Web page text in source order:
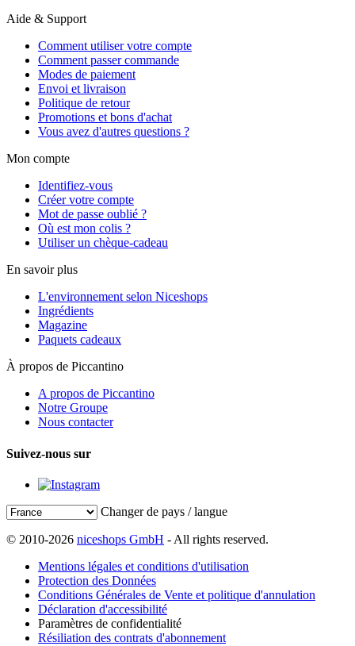
Aide & Support
Comment utiliser votre compte
Comment passer commande
Modes de paiement
Envoi et livraison
Politique de retour
Promotions et bons d'achat
Vous avez d'autres questions ?
Mon compte
Identifiez-vous
Créer votre compte
Mot de passe oublié ?
Où est mon colis ?
Utiliser un chèque-cadeau
En savoir plus
L'environnement selon Niceshops
Ingrédients
Magazine
Paquets cadeaux
À propos de Piccantino
A propos de Piccantino
Notre Groupe
Nous contacter
Suivez-nous sur
Changer de pays / langue
© 2010-2026 niceshops GmbH - All rights reserved.
Mentions légales et conditions d'utilisation
Protection des Données
Conditions Générales de Vente et politique d'annulation
Déclaration d'accessibilité
Paramètres de confidentialité
Résiliation des contrats d'abonnement